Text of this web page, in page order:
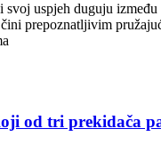
uspjeh duguju između
prepoznatljivim
od tri prekidača